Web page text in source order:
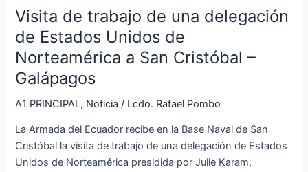
Visita de trabajo de una delegación
de Estados Unidos de
Norteamérica a San Cristóbal –
Galápagos
A1 PRINCIPAL, Noticia / Lcdo. Rafael Pombo
La Armada del Ecuador recibe en la Base Naval de San
Cristóbal la visita de trabajo de una delegación de Estados
Unidos de Norteamérica presidida por Julie Karam,
trabajo
de
una
delegación
de
Estados
de
Norteamérica
a